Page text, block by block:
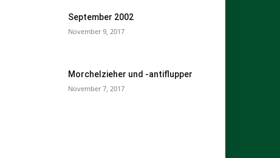
September 2002
November 9, 2017
Morchelzieher und -antiflupper
November 7, 2017